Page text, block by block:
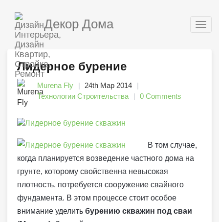
Декор Дома
Лидерное бурение
Murena Fly
24th Мар 2014
Технологии Строительства
0 Comments
В том случае,
когда планируется возведение частного дома на
грунте, которому свойственна невысокая
плотность, потребуется сооружение свайного
фундамента. В этом процессе стоит особое
внимание уделить бурению скважин под сваи